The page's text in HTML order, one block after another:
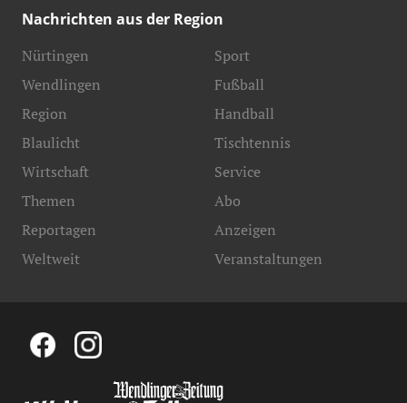
Nachrichten aus der Region
Nürtingen
Wendlingen
Region
Blaulicht
Sport
Fußball
Handball
Tischtennis
Wirtschaft
Themen
Reportagen
Weltweit
Service
Abo
Anzeigen
Veranstaltungen